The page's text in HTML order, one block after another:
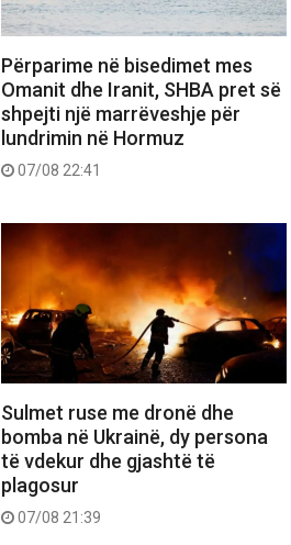
Përparime në bisedimet mes
Omanit dhe Iranit, SHBA pret së
shpejti një marrëveshje për
lundrimin në Hormuz
07/08 22:41
Sulmet ruse me dronë dhe
bomba në Ukrainë, dy persona
të vdekur dhe gjashtë të
plagosur
07/08 21:39